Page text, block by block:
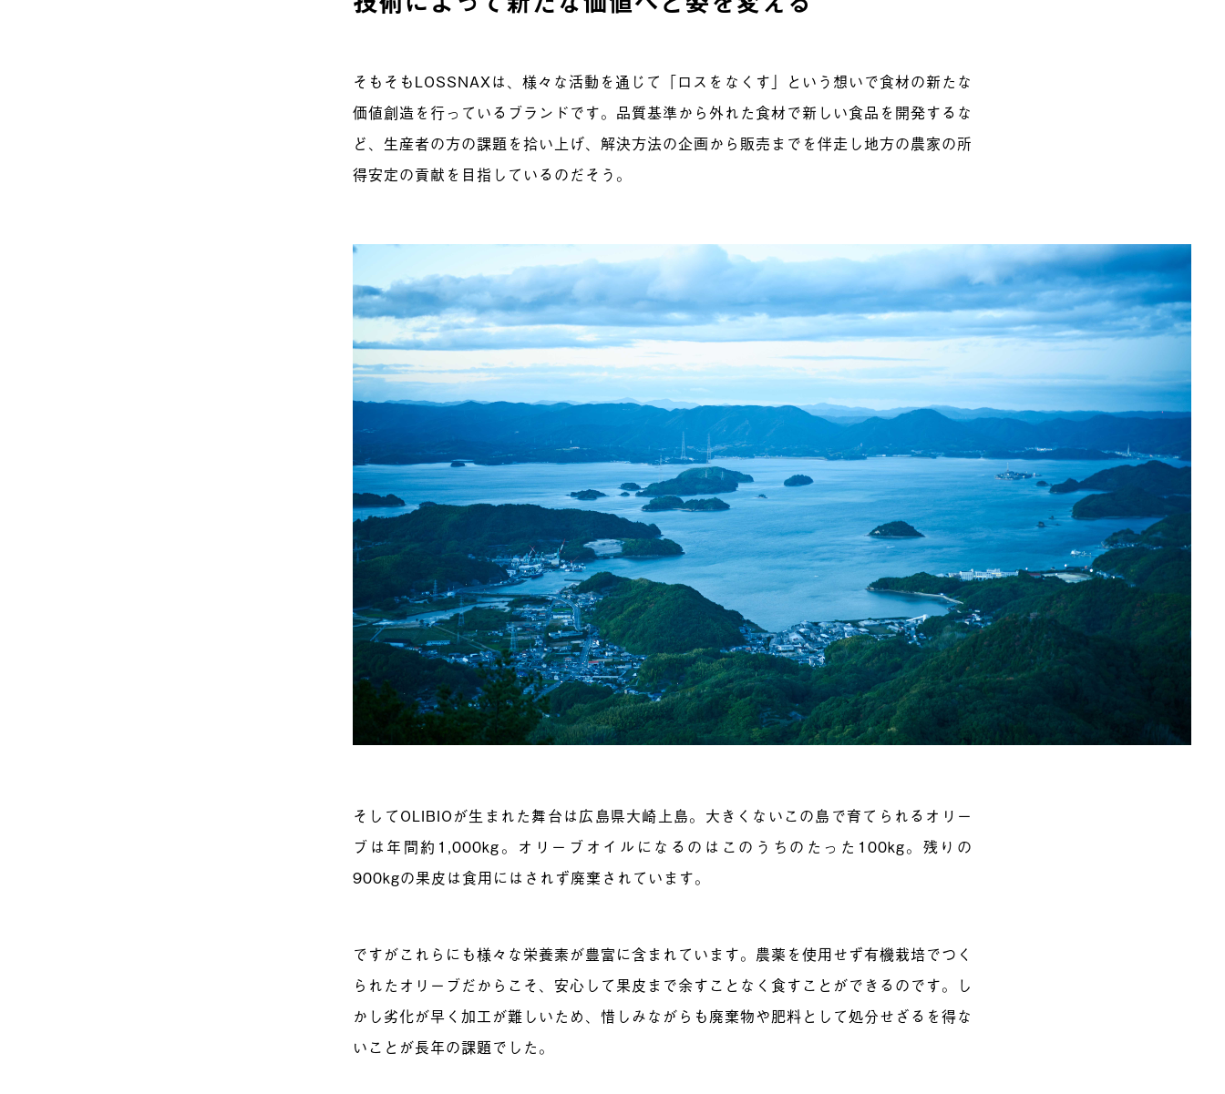
そもそもLOSSNAXは、様々な活動を通じて「ロスをなくす」という想いで食材の新たな
価値創造を行っているブランドです。品質基準から外れた食材で新しい食品を開発するな
ど、生産者の方の課題を拾い上げ、解決方法の企画から販売までを伴走し地方の農家の所
得安定の貢献を目指しているのだそう。
そしてOLIBIOが生まれた舞台は広島県大崎上島。大きくないこの島で育てられるオリー
ブは年間約1,000kg。オリーブオイルになるのはこのうちのたった100kg。残りの
900kgの果皮は食用にはされず廃棄されています。
ですがこれらにも様々な栄養素が豊富に含まれています。農薬を使用せず有機栽培でつく
られたオリーブだからこそ、安心して果皮まで余すことなく食すことができるのです。し
かし劣化が早く加工が難しいため、惜しみながらも廃棄物や肥料として処分せざるを得な
いことが⾧年の課題でした。